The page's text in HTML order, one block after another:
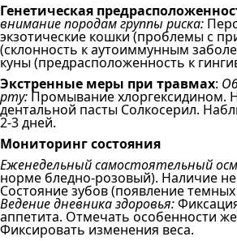
Генетическая
внимание породам группы риска:
экзотические кошки (проблемы с
(склонность к аутоиммунным
куны (предрасположенность к
Экстренные меры при травмах:
рту: Промывание хлоргексидином.
дентальной пасты Солкосерил.
2-3 дней.
Мониторинг состояния
Еженедельный самостоятельный
норме бледно-розовый). Наличие
Состояние зубов (появление
Ведение дневника здоровья:
аппетита. Отмечать особенности
Фиксировать изменения веса.